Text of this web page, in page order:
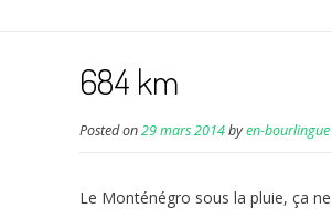
684 km
Posted on29 mars 2014byen-bourlingue
Le Monténégro sous la pluie, ça